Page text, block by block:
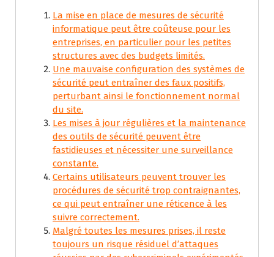
La mise en place de mesures de sécurité
informatique peut être coûteuse pour les
entreprises, en particulier pour les petites
structures avec des budgets limités.
Une mauvaise configuration des systèmes de
sécurité peut entraîner des faux positifs,
perturbant ainsi le fonctionnement normal
du site.
Les mises à jour régulières et la maintenance
des outils de sécurité peuvent être
fastidieuses et nécessiter une surveillance
constante.
Certains utilisateurs peuvent trouver les
procédures de sécurité trop contraignantes,
ce qui peut entraîner une réticence à les
suivre correctement.
Malgré toutes les mesures prises, il reste
toujours un risque résiduel d’attaques